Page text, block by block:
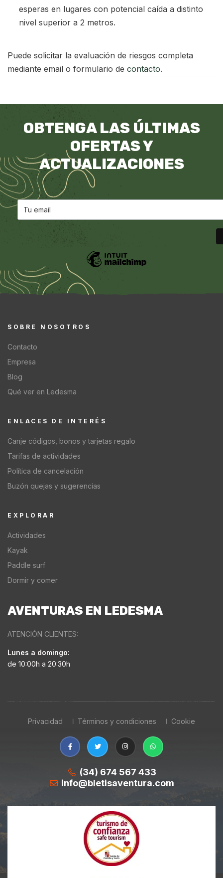
esperas en lugares con potencial caída a distinto
nivel superior a 2 metros.
Puede solicitar la evaluación de riesgos completa
mediante email o formulario de contacto.
OBTENGA LAS ÚLTIMAS
OFERTAS Y
ACTUALIZACIONES
SOBRE NOSOTROS
Contacto
Empresa
Blog
Qué ver en Ledesma
EXPLORAR
Actividades
Kayak
Paddle surf
Dormir y comer
ENLACES DE INTERÉS
Canje códigos, bonos y tarjetas regalo
Tarifas de actividades
Política de cancelación
Buzón quejas y sugerencias
AVENTURAS EN LEDESMA
ATENCIÓN CLIENTES:
Lunes a domingo:
de 10:00h a 20:30h
Privacidad Términos y condiciones Cookie
(34) 674 567 433
info@bletisaventura.com